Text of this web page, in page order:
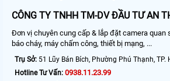
CÔNG TY TNHH TM-DV ĐẦU TƯ AN
Đơn vị chuyên cung cấp & lắp đặt camera quan
báo cháy, máy chấm công, thiết bị mạng, ...
Trụ Sở: 51 Lũy Bán Bích, Phường Phú Thạnh, TP.
Hotline Tư Vấn: 0938.11.23.99